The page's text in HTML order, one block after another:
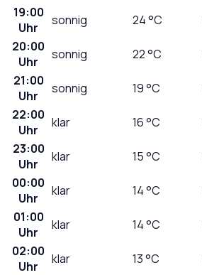
19:00
Uhr
sonnig 24°C
20:00
Uhr
sonnig 22°C
21:00
Uhr
sonnig 19°C
22:00
Uhr
klar 16°C
23:00
Uhr
klar 15°C
00:00
Uhr
klar 14°C
01:00
Uhr
klar 14°C
02:00
Uhr
klar 13°C